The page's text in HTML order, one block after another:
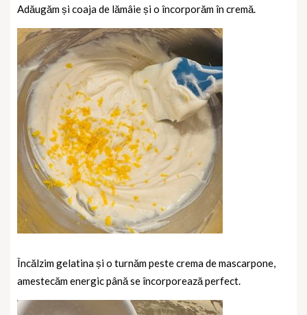
Adăugăm și coaja de lămâie și o încorporăm în cremă.
Încălzim gelatina și o turnăm peste crema de mascarpone,
amestecăm energic până se încorporează perfect.